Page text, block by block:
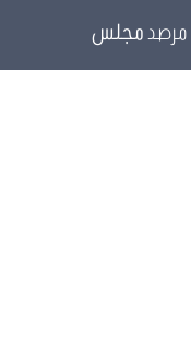
مرصد مجلس